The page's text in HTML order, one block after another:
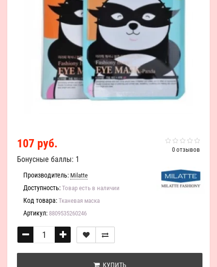
0 отзывов
107 руб.
Бонусные баллы: 1
Производитель: Milatte
Доступность: Товар есть в наличии
Код товара: Тканевая маска
Артикул: 8809535260246
КУПИТЬ